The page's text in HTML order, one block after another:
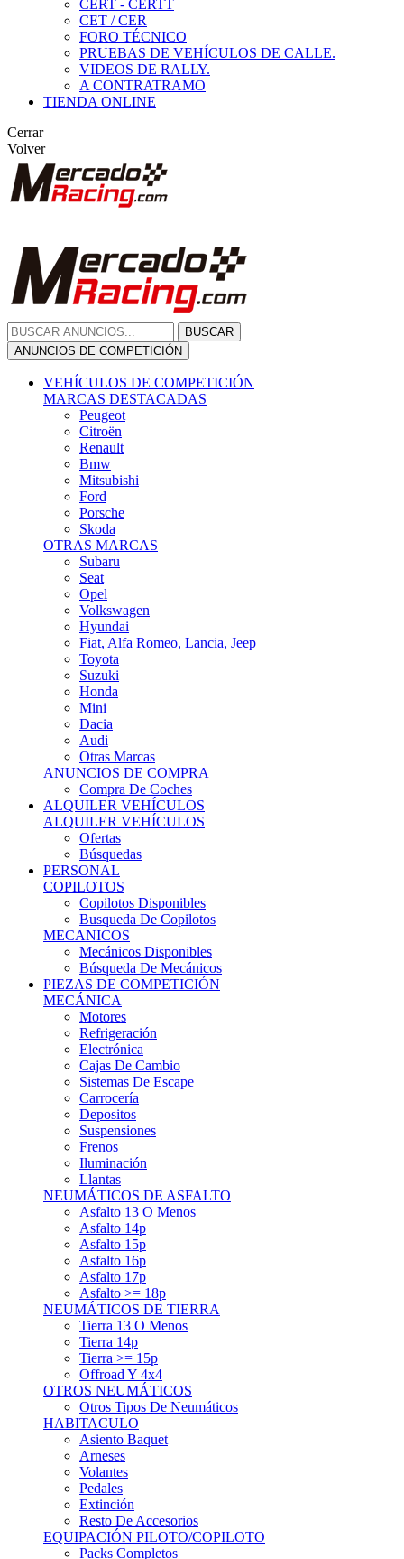
CERT - CERTT
CET / CER
FORO TÉCNICO
PRUEBAS DE VEHÍCULOS DE CALLE.
VIDEOS DE RALLY.
A CONTRATRAMO
TIENDA ONLINE
Cerrar
Volver
BUSCAR
ANUNCIOS DE COMPETICIÓN
VEHÍCULOS DE COMPETICIÓN
MARCAS DESTACADAS
Peugeot
Citroën
Renault
Bmw
Mitsubishi
Ford
Porsche
Skoda
OTRAS MARCAS
Subaru
Seat
Opel
Volkswagen
Hyundai
Fiat, Alfa Romeo, Lancia, Jeep
Toyota
Suzuki
Honda
Mini
Dacia
Audi
Otras Marcas
ANUNCIOS DE COMPRA
Compra De Coches
ALQUILER VEHÍCULOS
ALQUILER VEHÍCULOS
Ofertas
Búsquedas
PERSONAL
COPILOTOS
Copilotos Disponibles
Busqueda De Copilotos
MECANICOS
Mecánicos Disponibles
Búsqueda De Mecánicos
PIEZAS DE COMPETICIÓN
MECÁNICA
Motores
Refrigeración
Electrónica
Cajas De Cambio
Sistemas De Escape
Carrocería
Depositos
Suspensiones
Frenos
Iluminación
Llantas
NEUMÁTICOS DE ASFALTO
Asfalto 13 O Menos
Asfalto 14p
Asfalto 15p
Asfalto 16p
Asfalto 17p
Asfalto >= 18p
NEUMÁTICOS DE TIERRA
Tierra 13 O Menos
Tierra 14p
Tierra >= 15p
Offroad Y 4x4
OTROS NEUMÁTICOS
Otros Tipos De Neumáticos
HABITACULO
Asiento Baquet
Arneses
Volantes
Pedales
Extinción
Resto De Accesorios
EQUIPACIÓN PILOTO/COPILOTO
Packs Completos
Monos De Competición